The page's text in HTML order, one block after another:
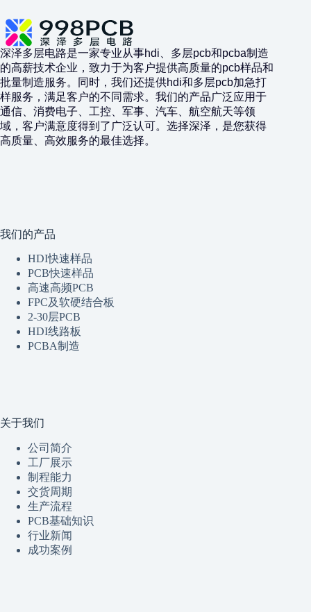
深泽多层电路是一家专业从事hdi、多层pcb和pcba制造
的高薪技术企业，致力于为客户提供高质量的pcb样品和
批量制造服务。同时，我们还提供hdi和多层pcb加急打
样服务，满足客户的不同需求。我们的产品广泛应用于
通信、消费电子、工控、军事、汽车、航空航天等领
域，客户满意度得到了广泛认可。选择深泽，是您获得
高质量、高效服务的最佳选择。
我们的产品
HDI快速样品
PCB快速样品
高速高频PCB
FPC及软硬结合板
2-30层PCB
HDI线路板
PCBA制造
关于我们
公司简介
工厂展示
制程能力
交货周期
生产流程
PCB基础知识
行业新闻
成功案例